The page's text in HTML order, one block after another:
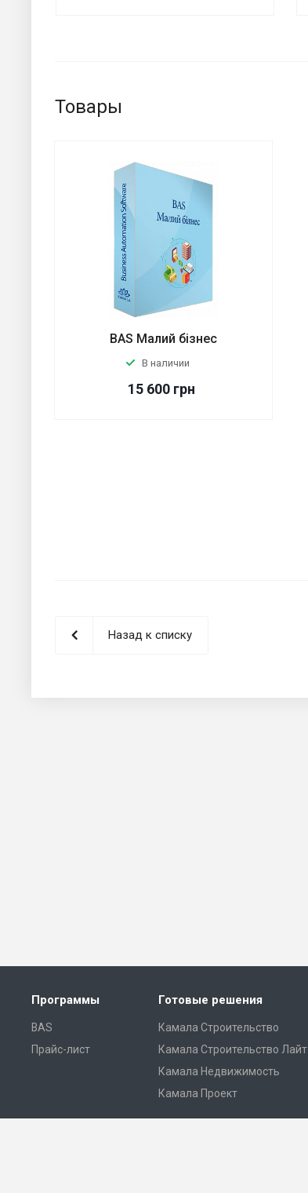
Товары
BAS Малий бізнес
В наличии
15 600 грн
Назад к списку
Программы
BAS
Прайс-лист
Готовые решения
Камала Строительство
Камала Строительство Лайт
Камала Недвижимость
Камала Проект